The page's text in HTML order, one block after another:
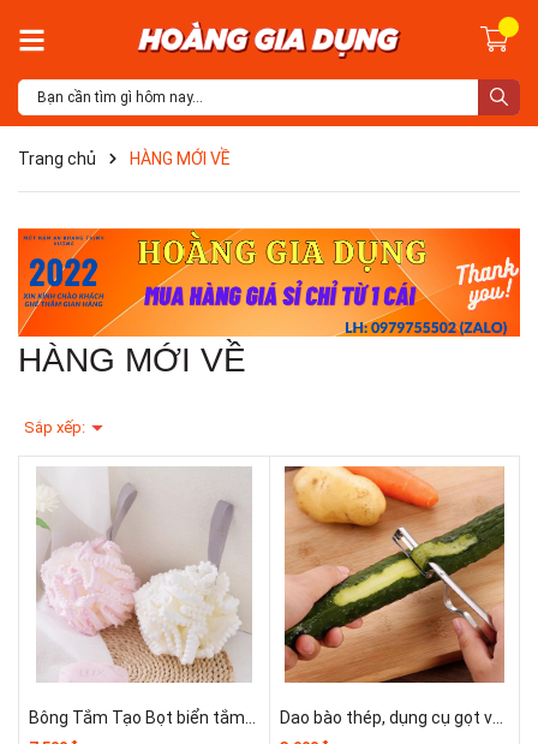
Trang chủ HÀNG MỚI VỀ
HÀNG MỚI VỀ
Sắp xếp:
Bông Tắm Tạo Bọt biển tắm lớn, bọt biển tắm cao cấp không bị lan rộng, siêu mềm và dễ tạo bọt A3553 Dao bào thép, dụng cụ gọt vỏ kim loại, dụng cụ gọt vỏ trái cây và rau củ nhỏ gọn dễ sử dụng T1243